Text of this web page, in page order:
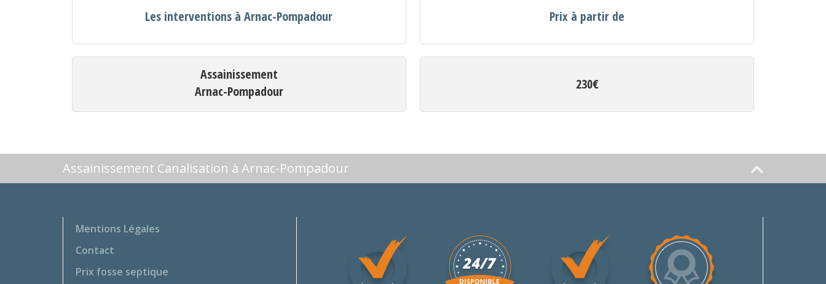
Les interventions à Arnac-Pompadour Prix à partir de
Assainissement
Arnac-Pompadour
230€
Assainissement Canalisation à Arnac-Pompadour
Mentions Légales
Contact
Prix fosse septique